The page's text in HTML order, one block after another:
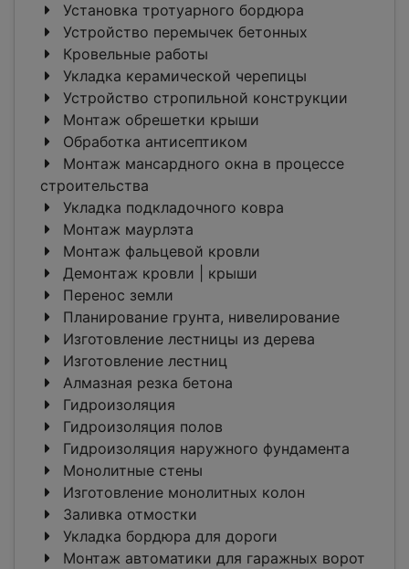
Установка тротуарного бордюра
Устройство перемычек бетонных
Кровельные работы
Укладка керамической черепицы
Устройство стропильной конструкции
Монтаж обрешетки крыши
Обработка антисептиком
Монтаж мансардного окна в процессе
строительства
Укладка подкладочного ковра
Монтаж маурлэта
Монтаж фальцевой кровли
Демонтаж кровли | крыши
Перенос земли
Планирование грунта, нивелирование
Изготовление лестницы из дерева
Изготовление лестниц
Алмазная резка бетона
Гидроизоляция
Гидроизоляция полов
Гидроизоляция наружного фундамента
Монолитные стены
Изготовление монолитных колон
Заливка отмостки
Укладка бордюра для дороги
Монтаж автоматики для гаражных ворот